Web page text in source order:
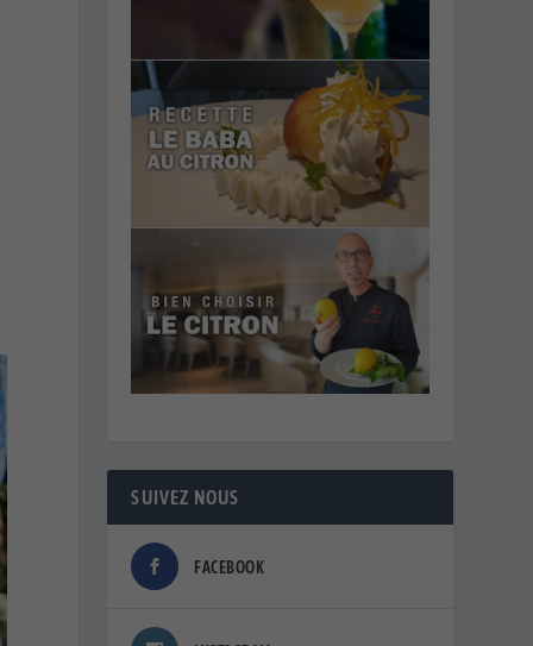
SUIVEZ NOUS
FACEBOOK